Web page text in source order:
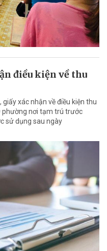
điều kiện về thu
xác nhận về điều kiện thu
phường nơi tạm trú trước
sử dụng sau ngày